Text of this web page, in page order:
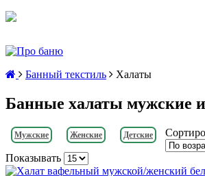
Банный текстиль Халаты
Банные халаты мужские
Мужские Женские Детские
Показывать